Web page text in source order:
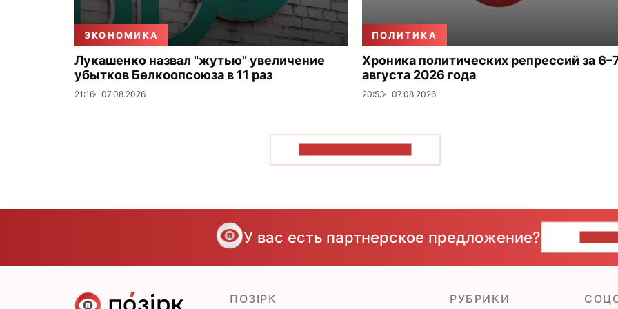
ЭКОНОМИКА
Лукашенко назвал "жутью" увеличение
убытков Белкоопсоюза в 11 раз
21:16 07.08.2026
ПОЛИТИКА
Хроника политических репрессий за
августа 2026 года
20:53 07.08.2026
У вас есть партнерское предложение?
ПОЗІРК РУБРИКИ